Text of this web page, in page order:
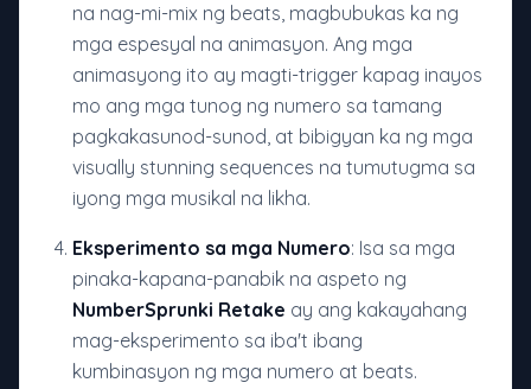
na nag-mi-mix ng beats, magbubukas ka ng
mga espesyal na animasyon. Ang mga
animasyong ito ay magti-trigger kapag inayos
mo ang mga tunog ng numero sa tamang
pagkakasunod-sunod, at bibigyan ka ng mga
visually stunning sequences na tumutugma sa
iyong mga musikal na likha.
Eksperimento sa mga Numero: Isa sa mga
pinaka-kapana-panabik na aspeto ng
NumberSprunki Retake ay ang kakayahang
mag-eksperimento sa iba't ibang
kumbinasyon ng mga numero at beats.